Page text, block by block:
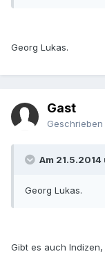
Georg Lukas.
Gast
Geschrieben
Am
Georg Lukas.
Gibt es auch